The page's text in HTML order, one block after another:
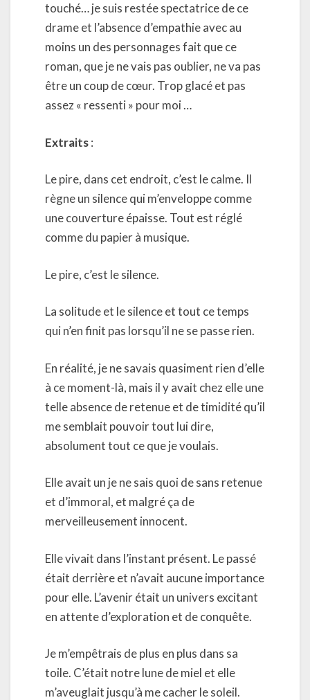
touché… je suis restée spectatrice de ce
drame et l’absence d’empathie avec au
moins un des personnages fait que ce
roman, que je ne vais pas oublier, ne va pas
être un coup de cœur. Trop glacé et pas
assez « ressenti » pour moi …
Extraits:
Le pire, dans cet endroit, c’est le calme. Il
règne un silence qui m’enveloppe comme
une couverture épaisse. Tout est réglé
comme du papier à musique.
Le pire, c’est le silence.
La solitude et le silence et tout ce temps
qui n’en finit pas lorsqu’il ne se passe rien.
En réalité, je ne savais quasiment rien d’elle
à ce moment-là, mais il y avait chez elle une
telle absence de retenue et de timidité qu’il
me semblait pouvoir tout lui dire,
absolument tout ce que je voulais.
Elle avait un je ne sais quoi de sans retenue
et d’immoral, et malgré ça de
merveilleusement innocent.
Elle vivait dans l’instant présent. Le passé
était derrière et n’avait aucune importance
pour elle. L’avenir était un univers excitant
en attente d’exploration et de conquête.
Je m’empêtrais de plus en plus dans sa
toile. C’était notre lune de miel et elle
m’aveuglait jusqu’à me cacher le soleil.